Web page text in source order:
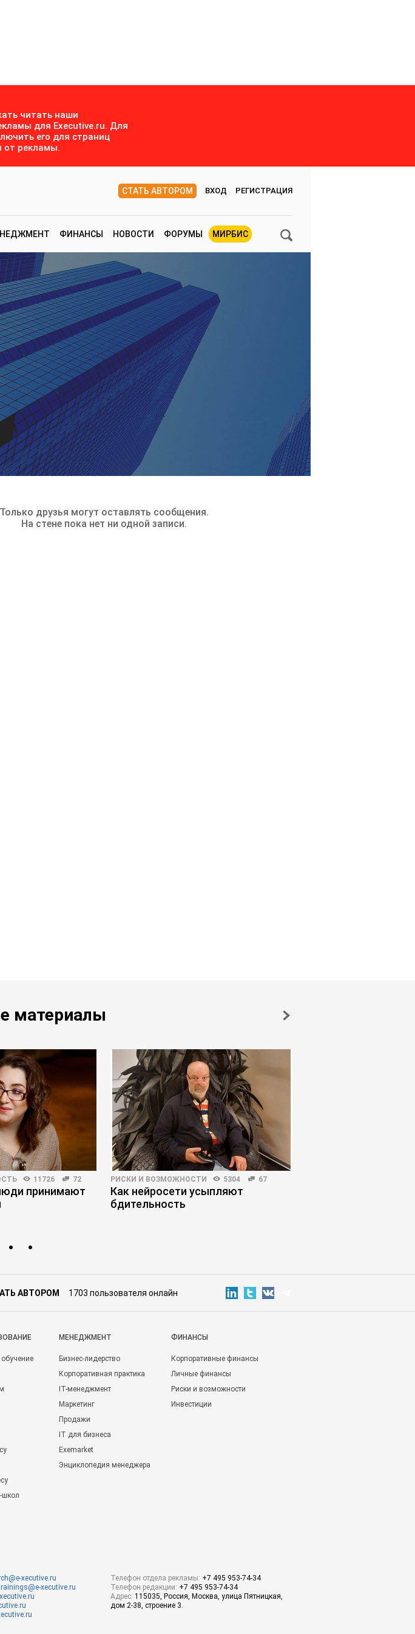
читать наши
для Executive.ru. Для
его для страниц
от рекламы.
СТАТЬ АВТОРОМ ВХОД РЕГИСТРАЦИЯ
ФИНАНСЫ НОВОСТИ ФОРУМЫ МИРБИС
Только друзья могут оставлять сообщения.
На стене пока нет ни одной записи.
материалы
11726 72
принимают
РИСКИ И ВОЗМОЖНОСТИ 5304 67
Как нейросети усыпляют
бдительность
АВТОРОМ 1703 пользователя онлайн
школ
МЕНЕДЖМЕНТ
Бизнес-лидерство
Корпоративная практика
IT-менеджмент
Маркетинг
Продажи
IT для бизнеса
Exemarket
Энциклопедия менеджера
ФИНАНСЫ
Корпоративные финансы
Личные финансы
Риски и возможности
Инвестиции
xecutive.ru
xecutive.ru
Телефон отдела рекламы: +7 495 953-74-34
Телефон редакции: +7 495 953-74-34
Адрес: 115035, Россия, Москва, улица Пятницкая,
дом 2-38, строение 3.